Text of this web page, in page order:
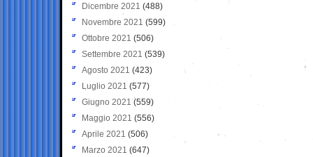
Dicembre 2021 (488)
Novembre 2021 (599)
Ottobre 2021 (506)
Settembre 2021 (539)
Agosto 2021 (423)
Luglio 2021 (577)
Giugno 2021(559)
Maggio 2021 (556)
Aprile 2021 (506)
Marzo 2021 (647)